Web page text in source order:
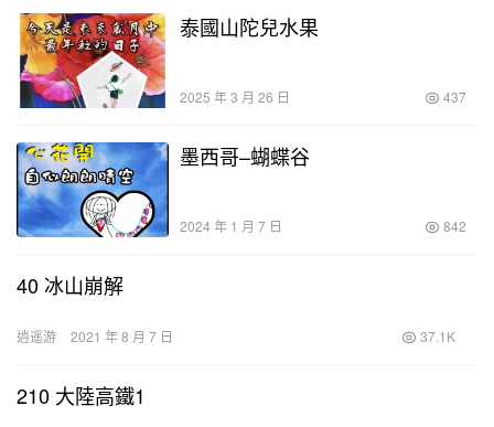
泰國山陀兒水果
2025 年 3 月 26 日 437
墨西哥–蝴蝶谷
2024 年 1 月 7 日 842
40 冰山崩解
逍遥游 2021 年 8 月 7 日 37.1K
210 大陸高鐵1